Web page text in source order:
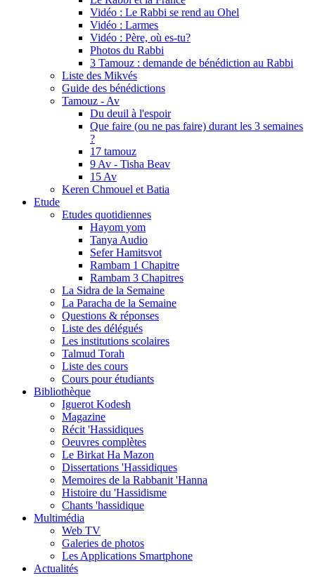
Vidéo : Le Rabbi se rend au Ohel
Vidéo : Larmes
Vidéo : Père, où es-tu?
Photos du Rabbi
3 Tamouz : demande de bénédiction au Rabbi
Liste des Mikvés
Guide des bénédictions
Tamouz - Av
Du deuil à l'espoir
Que faire (ou ne pas faire) durant les 3 semaines
?
17 tamouz
9 Av - Tisha Beav
15 Av
Keren Chmouel et Batia
Etude
Etudes quotidiennes
Hayom yom
Tanya Audio
Sefer Hamitsvot
Rambam 1 Chapitre
Rambam 3 Chapitres
La Sidra de la Semaine
La Paracha de la Semaine
Questions & réponses
Liste des délégués
Les institutions scolaires
Talmud Torah
Liste des cours
Cours pour étudiants
Bibliothèque
Iguerot Kodesh
Magazine
Récit 'Hassidiques
Oeuvres complètes
Le Birkat Ha Mazon
Dissertations 'Hassidiques
Memoires de la Rabbanit 'Hanna
Histoire du 'Hassidisme
Chants 'hassidique
Multimédia
Web TV
Galeries de photos
Les Applications Smartphone
Actualités